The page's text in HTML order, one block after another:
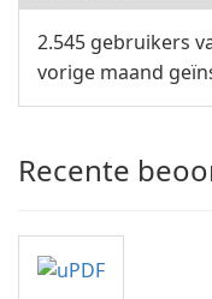
2.545 gebruikers
vorige maand
Recente